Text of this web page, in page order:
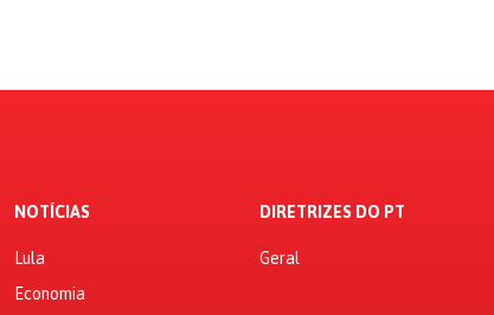
NOTÍCIAS
Lula
Economia
DIRETRIZES DO PT
Geral